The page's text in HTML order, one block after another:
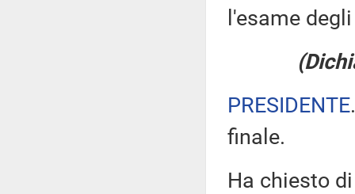
l'esame
PRESIDENTE
finale.
Ha chiesto